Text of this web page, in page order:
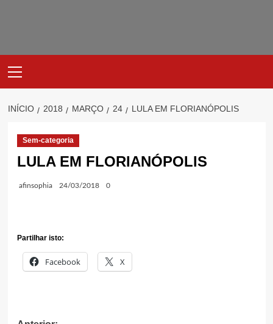
Menu
INÍCIO 2018 MARÇO 24 LULA EM FLORIANÓPOLIS
Sem-categoria
LULA EM FLORIANÓPOLIS
afinsophia 24/03/2018 0
Partilhar isto:
Facebook X